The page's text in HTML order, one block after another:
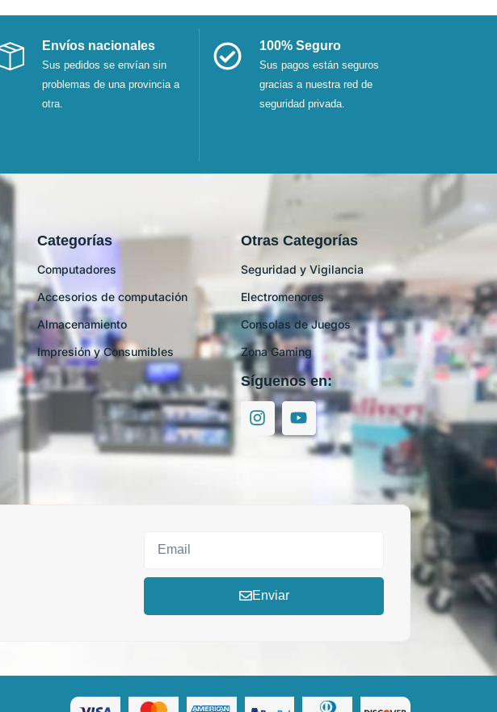
Envíos nacionales
Sus pedidos se envían sin
problemas de una provincia a
otra.
100% Seguro
Sus pagos están seguros
gracias a nuestra red de
seguridad privada.
Categorías
Computadores
Accesorios de computación
Almacenamiento
Impresión y Consumibles
Otras Categorías
Seguridad y Vigilancia
Electromenores
Consolas de Juegos
Zona Gaming
Síguenos en:
Enviar